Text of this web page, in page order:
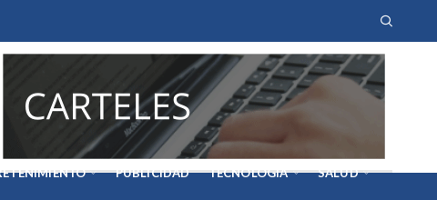
PUBLICIDAD TECNOLOGÍA SALUD